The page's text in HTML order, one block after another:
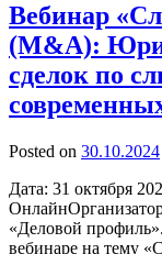
Вебинар
(M&A):
сделок по
Posted on 30.10.2024
Дата: 31 октября
«Деловой
вебинаре на тему